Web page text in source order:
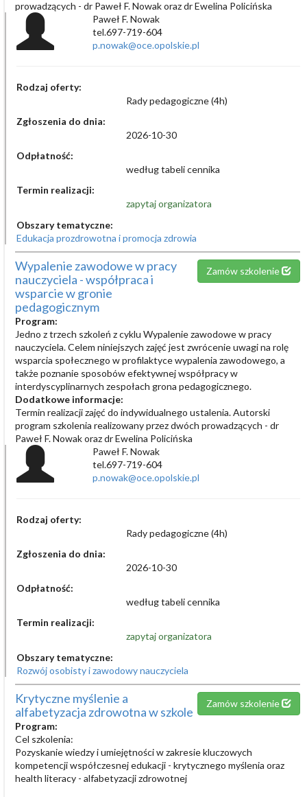
prowadzących - dr Paweł F. Nowak oraz dr Ewelina Policińska
Paweł F. Nowak
tel.697-719-604
p.nowak@oce.opolskie.pl
Rodzaj oferty:
Rady pedagogiczne (4h)
Zgłoszenia do dnia:
2026-10-30
Odpłatność:
według tabeli cennika
Termin realizacji:
zapytaj organizatora
Obszary tematyczne:
Edukacja prozdrowotna i promocja zdrowia
Wypalenie zawodowe w pracy
nauczyciela - współpraca i
wsparcie w gronie
pedagogicznym
Zamów szkolenie
Program:
Jedno z trzech szkoleń z cyklu Wypalenie zawodowe w pracy
nauczyciela. Celem niniejszych zajęć jest zwrócenie uwagi na rolę
wsparcia społecznego w profilaktyce wypalenia zawodowego, a
także poznanie sposobów efektywnej współpracy w
interdyscyplinarnych zespołach grona pedagogicznego.
Dodatkowe informacje:
Termin realizacji zajęć do indywidualnego ustalenia. Autorski
program szkolenia realizowany przez dwóch prowadzących - dr
Paweł F. Nowak oraz dr Ewelina Policińska
Paweł F. Nowak
tel.697-719-604
p.nowak@oce.opolskie.pl
Rodzaj oferty:
Rady pedagogiczne (4h)
Zgłoszenia do dnia:
2026-10-30
Odpłatność:
według tabeli cennika
Termin realizacji:
zapytaj organizatora
Obszary tematyczne:
Rozwój osobisty i zawodowy nauczyciela
Krytyczne myślenie a
alfabetyzacja zdrowotna w szkole
Zamów szkolenie
Program:
Cel szkolenia:
Pozyskanie wiedzy i umiejętności w zakresie kluczowych
kompetencji współczesnej edukacji - krytycznego myślenia oraz
health literacy - alfabetyzacji zdrowotnej